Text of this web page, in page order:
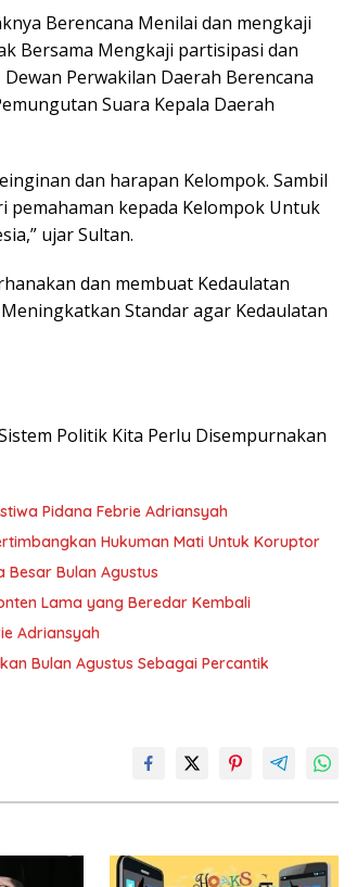
Berencana Menilai dan mengkaji
Bersama Mengkaji partisipasi dan
Perwakilan Daerah Berencana
Suara Kepala Daerah
dan harapan Kelompok. Sambil
kepada Kelompok Untuk
ujar Sultan.
dan membuat Kedaulatan
Standar agar Kedaulatan
Politik Kita Perlu Disempurnakan
Pidana Febrie Adriansyah
Hukuman Mati Untuk Koruptor
Bulan Agustus
Lama yang Beredar Kembali
Adriansyah
Bulan Agustus Sebagai Percantik